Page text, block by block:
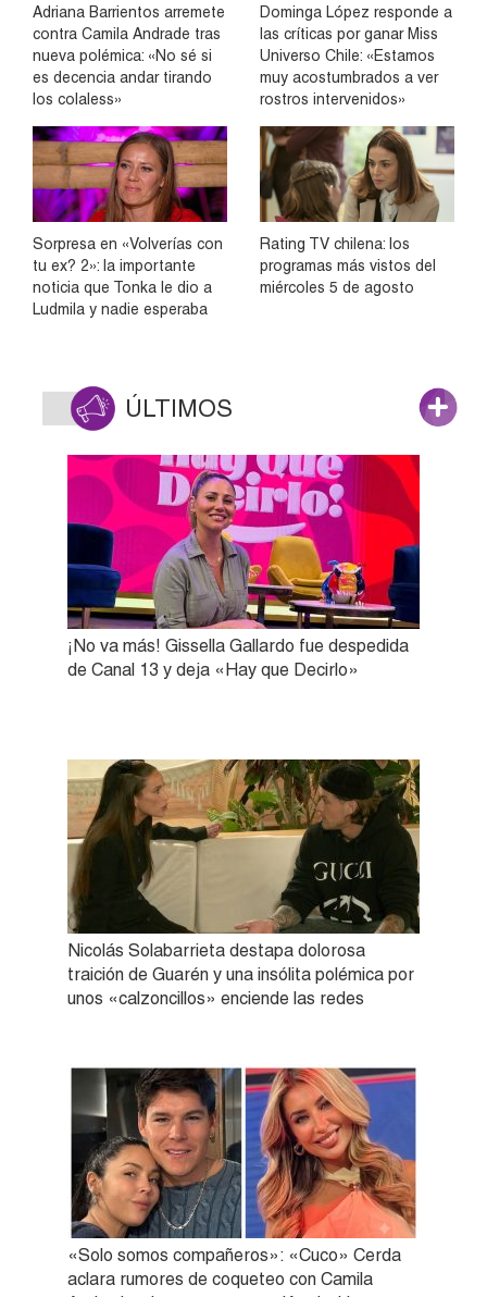
Adriana Barrientos arremete
contra Camila Andrade tras
nueva polémica: «No sé si
es decencia andar tirando
los colaless»
Dominga López responde a
las críticas por ganar Miss
Universo Chile: «Estamos
muy acostumbrados a ver
rostros intervenidos»
Sorpresa en «Volverías con
tu ex? 2»: la importante
noticia que Tonka le dio a
Ludmila y nadie esperaba
Rating TV chilena: los
programas más vistos del
miércoles 5 de agosto
ÚLTIMOS
¡No va más! Gissella Gallardo fue despedida
de Canal 13 y deja «Hay que Decirlo»
Nicolás Solabarrieta destapa dolorosa
traición de Guarén y una insólita polémica por
unos «calzoncillos» enciende las redes
«Solo somos compañeros»: «Cuco» Cerda
aclara rumores de coqueteo con Camila